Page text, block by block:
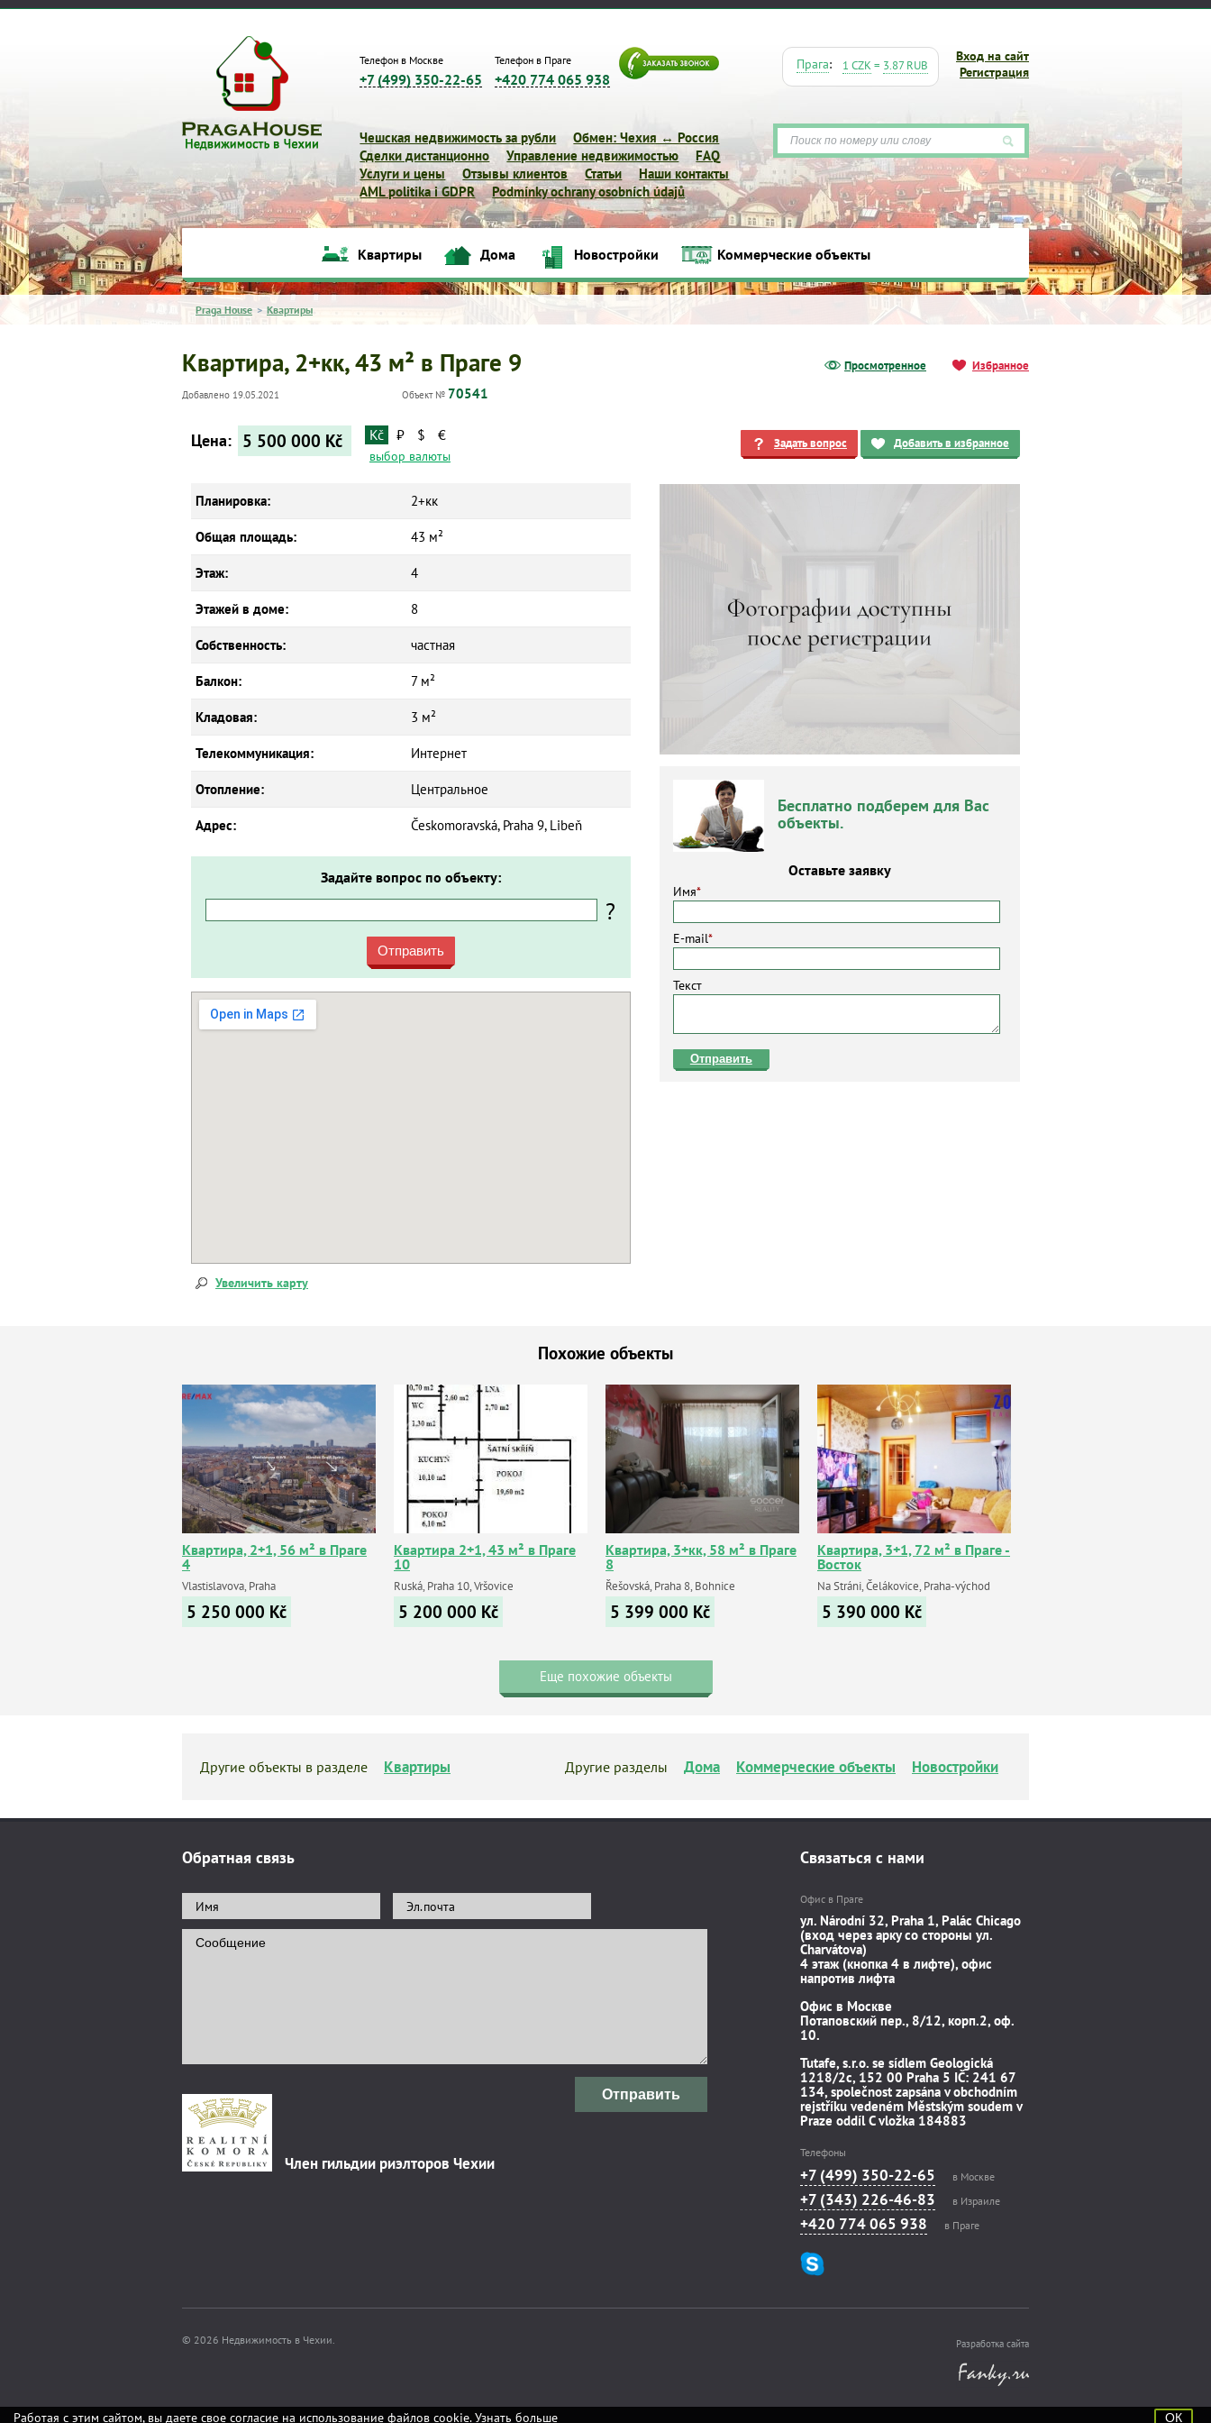
Телефон в Москве
+7 (499) 350-22-65
Телефон в Праге
+420 774 065 938
Вход на сайт
Регистрация
Прага: 1 CZK= 3.87 RUB
Чешская недвижимость за рубли
Обмен: Чехия ↔ Россия
Сделки дистанционно
Управление недвижимостью
FAQ
Услуги и цены
Отзывы клиентов Статьи
Наши контакты
AML politika i GDPR
Podmínky ochrany osobních údajů
Квартиры Дома Новостройки Коммерческие объекты
Praga House > Квартиры
Просмотренное Избранное
Квартира, 2+кк, 43 м² в Праге 9
Добавлено 19.05.2021 Объект № 70541
Задать вопрос Добавить в избранное
Бесплатно подберем для Вас
объекты.
Оставьте заявку
Имя*
E-mail*
Текст
Отправить
Цена: 5 500 000 Kč Kč ₽ $ €
выбор валюты
Планировка: 2+кк
Общая площадь: 43 м²
Этаж: 4
Этажей в доме: 8
Собственность: частная
Балкон: 7 м²
Кладовая: 3 м²
Телекоммуникация: Интернет
Отопление: Центральное
Адрес: Českomoravská, Praha 9, Libeň
Задайте вопрос по объекту:
?
Отправить
Увеличить карту
Похожие объекты
Квартира, 2+1, 56 м² в Праге
4
Vlastislavova, Praha
5 250 000 Kč
Квартира 2+1, 43 м² в Праге
10
Ruská, Praha 10, Vršovice
5 200 000 Kč
Квартира, 3+кк, 58 м² в Праге
8
Řešovská, Praha 8, Bohnice
5 399 000 Kč
Квартира, 3+1, 72 м² в Праге -
Восток
Na Stráni, Čelákovice, Praha-východ
5 390 000 Kč
Еще похожие объекты
Другие объекты в разделе Квартиры Другие разделы Дома Коммерческие объекты Новостройки
Обратная связь
Отправить
Член гильдии риэлторов Чехии
Связаться с нами
Офис в Праге
ул. Národní 32, Praha 1, Palác Chicago
(вход через арку со стороны ул.
Charvátova)
4 этаж (кнопка 4 в лифте), офис
напротив лифта
Офис в Москве
Потаповский пер., 8/12, корп.2, оф.
10.
Tutafe, s.r.o. se sídlem Geologická
1218/2c, 152 00 Praha 5 IČ: 241 67
134, společnost zapsána v obchodním
rejstříku vedeném Městským soudem v
Praze oddíl C vložka 184883
Телефоны
+7 (499) 350-22-65 в Москве
+7 (343) 226-46-83 в Израиле
+420 774 065 938 в Праге
© 2026 Недвижимость в Чехии. Разработка сайта
Работая с этим сайтом, вы даете свое согласие на использование файлов cookie.Узнать больше ОК